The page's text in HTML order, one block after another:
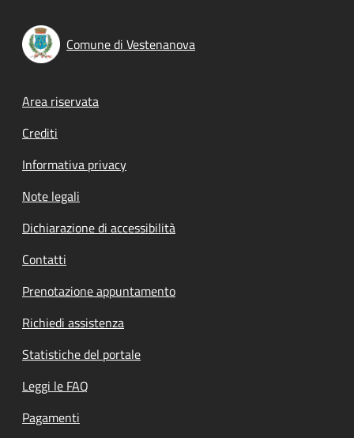
Comune di Vestenanova
Footer menu
Area riservata
Crediti
Informativa privacy
Note legali
Dichiarazione di accessibilità
Contatti
Prenotazione appuntamento
Richiedi assistenza
Statistiche del portale
Leggi le FAQ
Pagamenti